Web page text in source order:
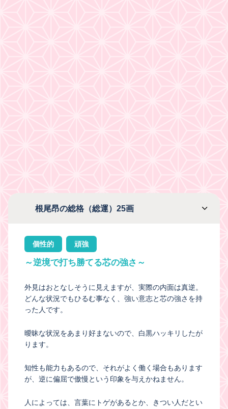
根尾昂の総格（総運）25画
個性的 頑強
～逆境で打ち勝てる芯の強さ～
外見はおとなしそうに見えますが、実際の内面は真逆。
どんな状況でもひるむ事なく、強い意志と芯の強さを持
った人です。
曖昧な状況をあまり好まないので、白黒ハッキリしたが
ります。
知性も能力もあるので、それがよく働く場合もあります
が、逆に偏屈で傲慢という印象を与えかねません。
人によっては、言葉にトゲがあるとか、きつい人だとい